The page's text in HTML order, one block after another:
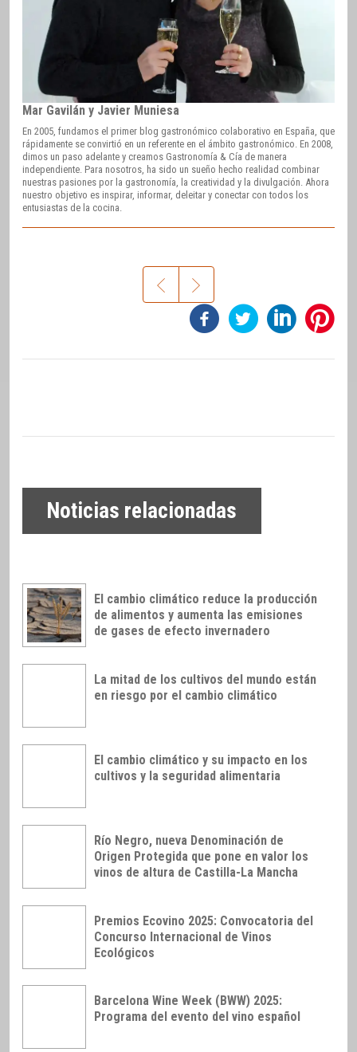
Mar Gavilán y Javier Muniesa
En 2005, fundamos el primer blog gastronómico colaborativo en España, que
rápidamente se convirtió en un referente en el ámbito gastronómico. En 2008,
dimos un paso adelante y creamos Gastronomía & Cía de manera
independiente. Para nosotros, ha sido un sueño hecho realidad combinar
nuestras pasiones por la gastronomía, la creatividad y la divulgación. Ahora
nuestro objetivo es inspirar, informar, deleitar y conectar con todos los
entusiastas de la cocina.
Noticias relacionadas
El cambio climático reduce la producción
de alimentos y aumenta las emisiones
de gases de efecto invernadero
La mitad de los cultivos del mundo están
en riesgo por el cambio climático
El cambio climático y su impacto en los
cultivos y la seguridad alimentaria
Río Negro, nueva Denominación de
Origen Protegida que pone en valor los
vinos de altura de Castilla-La Mancha
Premios Ecovino 2025: Convocatoria del
Concurso Internacional de Vinos
Ecológicos
Barcelona Wine Week (BWW) 2025:
Programa del evento del vino español